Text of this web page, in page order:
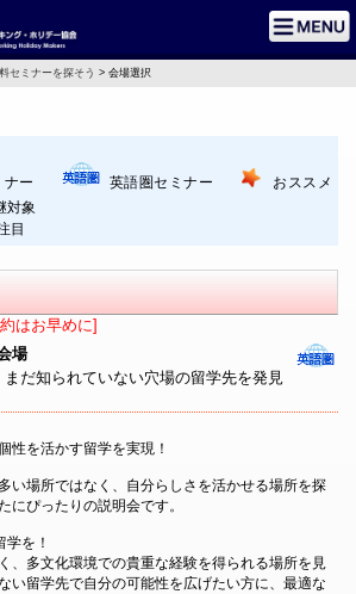
セミナーを探そう > 会場選択
ー
英語圏セミナー
おススメ
対象
目
はお早めに]
場
まだ知られていない穴場の留学先を発見
性を活かす留学を実現！
い場所ではなく、自分らしさを活かせる場所を探
にぴったりの説明会です。
を！
、多文化環境での貴重な経験を得られる場所を見
い留学先で自分の可能性を広げたい方に、最適な